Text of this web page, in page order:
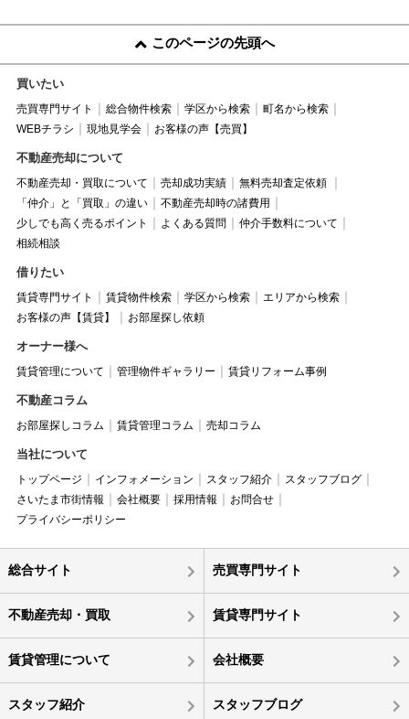
このページの先頭へ
買いたい
売買専門サイト 総合物件検索 学区から検索
町名から検索
WEBチラシ
現地見学会 お客様の声【売買】
不動産売却について
不動産売却・買取について 売却成功実績
無料売却査定依頼
「仲介」と「買取」の違い
不動産売却時の諸費用
少しでも高く売るポイント
よくある質問
仲介手数料について
相続相談
借りたい
賃貸専門サイト 賃貸物件検索 学区から検索
エリアから検索
お客様の声【賃貸】
お部屋探し依頼
オーナー様へ
賃貸管理について 管理物件ギャラリー 賃貸リフォーム事例
不動産コラム
お部屋探しコラム 賃貸管理コラム 売却コラム
当社について
トップページ インフォメーション スタッフ紹介
スタッフブログ
さいたま市街情報
会社概要 採用情報
お問合せ
プライバシーポリシー
総合サイト 売買専門サイト
不動産売却・買取 賃貸専門サイト
賃貸管理について 会社概要
スタッフ紹介 スタッフブログ